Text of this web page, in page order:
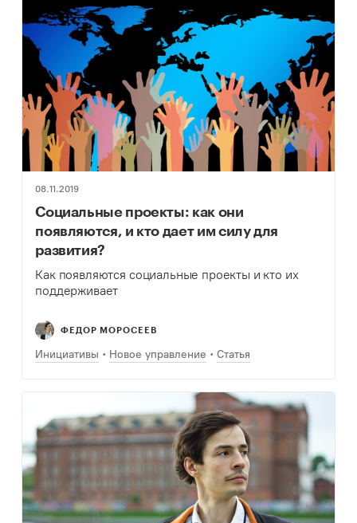
08.11.2019
Социальные проекты: как они
появляются, и кто дает им силу для
развития?
Как появляются социальные проекты и кто их
поддерживает
ФЕДОР МОРОСЕЕВ
Инициативы Новое управление Статья